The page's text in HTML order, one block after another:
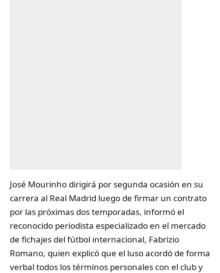
José Mourinho dirigirá por segunda ocasión en su
carrera al Real Madrid luego de firmar un contrato
por las próximas dos temporadas, informó el
reconocido periodista especializado en el mercado
de fichajes del fútbol internacional, Fabrizio
Romano, quien explicó que el luso acordó de forma
verbal todos los términos personales con el club y